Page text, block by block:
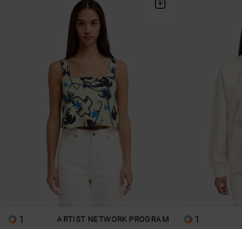
1 ARTIST NETWORK PROGRAM 1